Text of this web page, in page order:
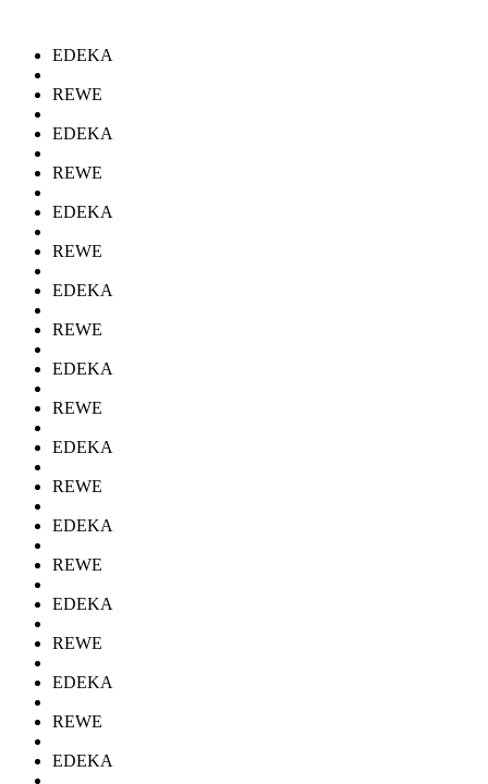
EDEKA
REWE
EDEKA
REWE
EDEKA
REWE
EDEKA
REWE
EDEKA
REWE
EDEKA
REWE
EDEKA
REWE
EDEKA
REWE
EDEKA
REWE
EDEKA